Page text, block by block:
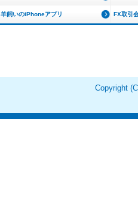
羊飼いのiPhoneアプリ FX取引
Copyright